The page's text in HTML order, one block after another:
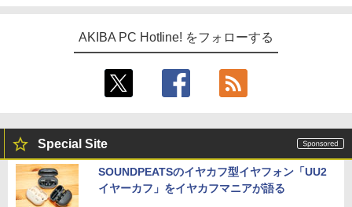
AKIBA PC Hotline! をフォローする
Special Site
SOUNDPEATSのイヤカフ型イヤフォン「UU2
イヤーカフ」をイヤカフマニアが語る